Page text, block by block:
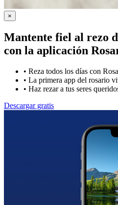
×
Mantente fiel al rezo
con la aplicación
• Reza todos los días con
• La primera app del rosario
• Haz rezar a tus seres
Descargar gratis